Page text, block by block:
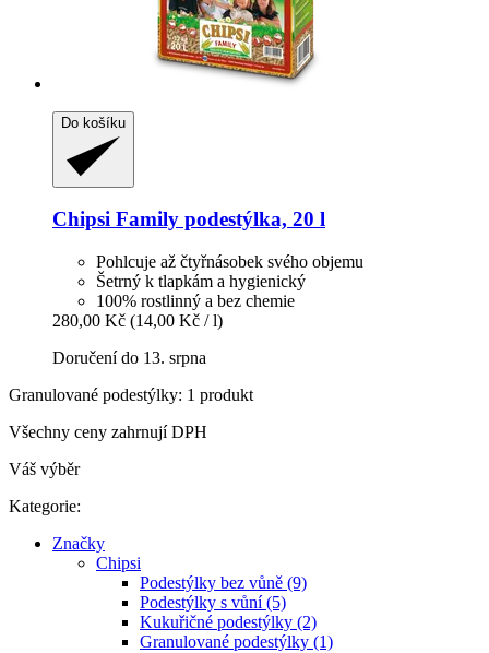
Do košíku
Chipsi Family podestýlka, 20 l
Pohlcuje až čtyřnásobek svého objemu
Šetrný k tlapkám a hygienický
100% rostlinný a bez chemie
280,00 Kč (14,00 Kč / l)
Doručení do 13. srpna
Granulované podestýlky: 1 produkt
Všechny ceny zahrnují DPH
Váš výběr
Kategorie:
Značky
Chipsi
Podestýlky bez vůně (9)
Podestýlky s vůní (5)
Kukuřičné podestýlky (2)
Granulované podestýlky (1)